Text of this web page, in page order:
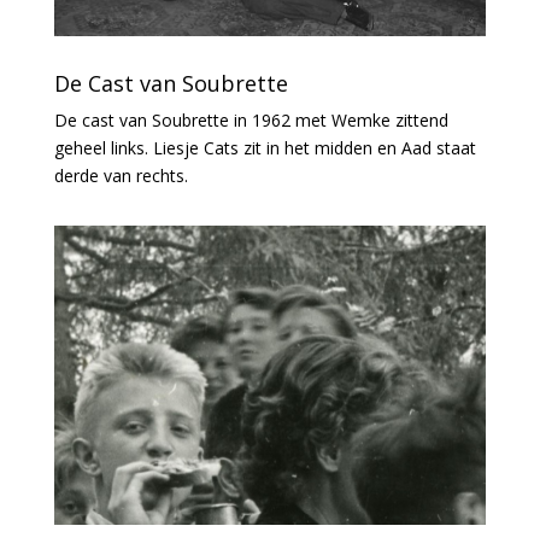
De Cast van Soubrette
De cast van Soubrette in 1962 met Wemke zittend
geheel links. Liesje Cats zit in het midden en Aad staat
derde van rechts.